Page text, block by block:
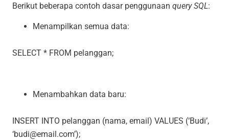
Berikut beberapa contoh dasar penggunaan query SQL:
Menampilkan semua data:
SELECT * FROM pelanggan;
Menambahkan data baru:
INSERT INTO pelanggan (nama, email) VALUES (‘Budi’,
‘budi@email.com’);